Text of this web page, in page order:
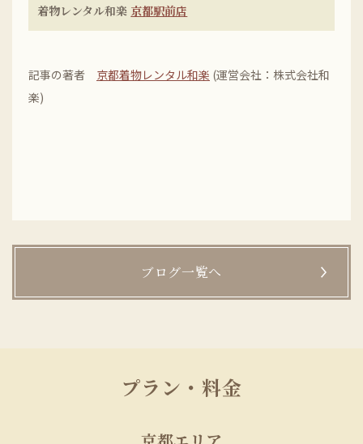
着物レンタル和楽 京都駅前店
記事の著者 京都着物レンタル和楽 (運営会社：株式会社和
楽)
ブログ一覧へ
プラン・料金